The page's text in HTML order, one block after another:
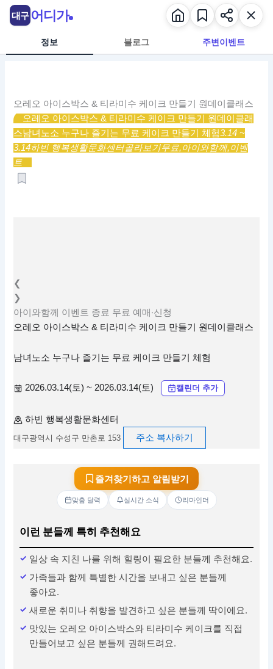
정보 블로그 주변이벤트
오레오 아이스박스 & 티라미수 케이크 만들기 원데이클래스
오레오 아이스박스 & 티라미수 케이크 만들기 원데이클래
스남녀노소 누구나 즐기는 무료 케이크 만들기 체험3.14 ~
3.14하빈 행복생활문화센터골라보기무료,아이와함께,이벤
트
❮
❯
아이와함께 이벤트 종료 무료 예매·신청
오레오 아이스박스 & 티라미수 케이크 만들기 원데이클래스
남녀노소 누구나 즐기는 무료 케이크 만들기 체험
2026.03.14(토) ~ 2026.03.14(토) 캘린더 추가
하빈 행복생활문화센터
대구광역시 수성구 만촌로 153 주소 복사하기
즐겨찾기하고 알림받기
맞춤 달력 실시간 소식 리마인더
이런 분들께 특히 추천해요
일상 속 지친 나를 위해 힐링이 필요한 분들께 추천해요.
가족들과 함께 특별한 시간을 보내고 싶은 분들께
좋아요.
새로운 취미나 취향을 발견하고 싶은 분들께 딱이에요.
맛있는 오레오 아이스박스와 티라미수 케이크를 직접
만들어보고 싶은 분들께 권해드려요.
대구 어디가